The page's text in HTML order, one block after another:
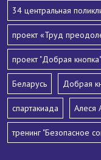
34 центральная
проект «Труд
проект "Добрая кнопка"
Беларусь Добрая
спартакиада Алеся
тренинг "Безопасное